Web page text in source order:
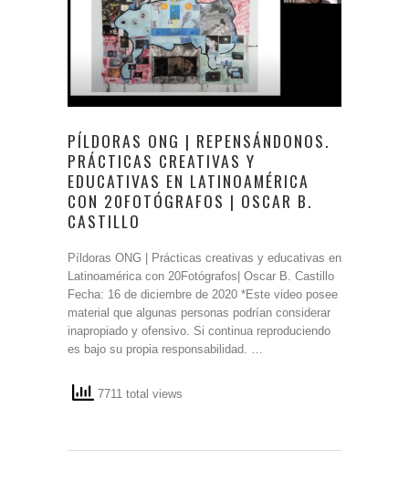
PÍLDORAS ONG | REPENSÁNDONOS.
PRÁCTICAS CREATIVAS Y
EDUCATIVAS EN LATINOAMÉRICA
CON 20FOTÓGRAFOS | OSCAR B.
CASTILLO
Píldoras ONG | Prácticas creativas y educativas en
Latinoamérica con 20Fotógrafos| Oscar B. Castillo
Fecha: 16 de diciembre de 2020 *Este video posee
material que algunas personas podrían considerar
inapropiado y ofensivo. Si continua reproduciendo
es bajo su propia responsabilidad. …
7711 total views